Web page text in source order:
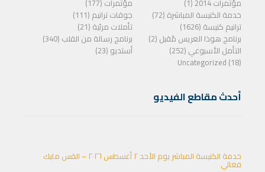
مؤتمرات 2014 (1)
مؤتمرات (177)
خدمة الكنيسة المباشرة (72)
جوقات ترانيم (111)
ترانيم كنيسة (1626)
تأملات مرئية (21)
برنامج هوذا العريس مًقبل (2)
برنامج رسالة من القلب (340)
التأمل الأسبوعي (252)
أستديو (23)
Uncategorized (18)
أحدث مقاطع الفيديو
خدمة الكنيسة المباشر يوم الأحد ٢ أغسطس ٢٠٢٦ – القس مايك
فغالي